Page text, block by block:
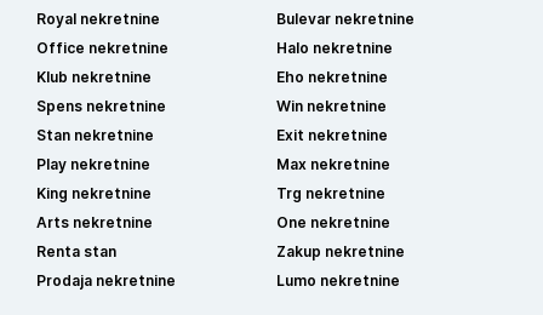
Royal nekretnine
Bulevar nekretnine
Office nekretnine
Halo nekretnine
Klub nekretnine
Eho nekretnine
Spens nekretnine
Win nekretnine
Stan nekretnine
Exit nekretnine
Play nekretnine
Max nekretnine
King nekretnine
Trg nekretnine
Arts nekretnine
One nekretnine
Renta stan
Zakup nekretnine
Prodaja nekretnine
Lumo nekretnine